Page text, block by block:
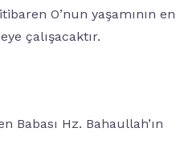
O’nun yaşamının en
çalışacaktır.
Babası Hz. Bahaullah’ın